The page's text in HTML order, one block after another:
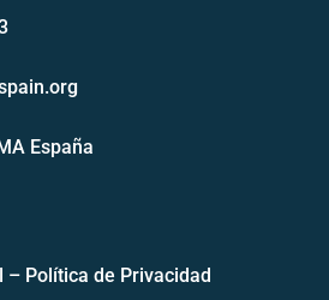
España
– Política de Privacidad